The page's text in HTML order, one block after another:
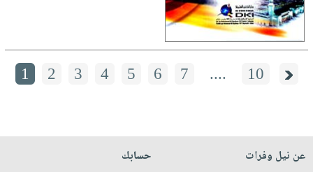
1 2 3 4 5 6 7 .... 10
عن نيل وفرات
حسابك